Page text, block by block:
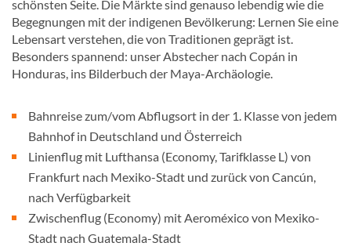
schönsten Seite. Die Märkte sind genauso lebendig wie die
Begegnungen mit der indigenen Bevölkerung: Lernen Sie eine
Lebensart verstehen, die von Traditionen geprägt ist.
Besonders spannend: unser Abstecher nach Copán in
Honduras, ins Bilderbuch der Maya-Archäologie.
Bahnreise zum/vom Abflugsort in der 1. Klasse von jedem
Bahnhof in Deutschland und Österreich
Linienflug mit Lufthansa (Economy, Tarifklasse L) von
Frankfurt nach Mexiko-Stadt und zurück von Cancún,
nach Verfügbarkeit
Zwischenflug (Economy) mit Aeroméxico von Mexiko-
Stadt nach Guatemala-Stadt